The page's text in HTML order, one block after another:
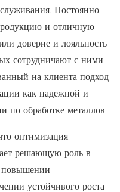
Постоянно
и отличную
доверие и лояльность
сотрудничают с ними
на клиента подход
как надежной и
по обработке металлов.
оптимизация
решающую роль в
повышении
устойчивого роста